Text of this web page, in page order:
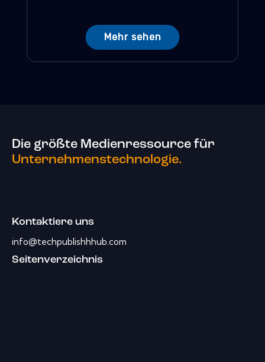
Mehr sehen
Die größte Medienressource für
Unternehmenstechnologie.
Kontaktiere uns
info@techpublishhhub.com
Seitenverzeichnis